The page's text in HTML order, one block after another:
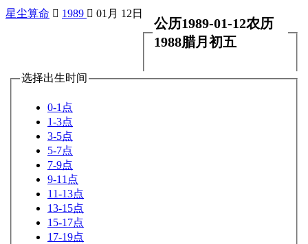
星尘算命  1989  01月 12日
公历1989-01-12农历
1988腊月初五
选择出生时间
0-1点
1-3点
3-5点
5-7点
7-9点
9-11点
11-13点
13-15点
15-17点
17-19点